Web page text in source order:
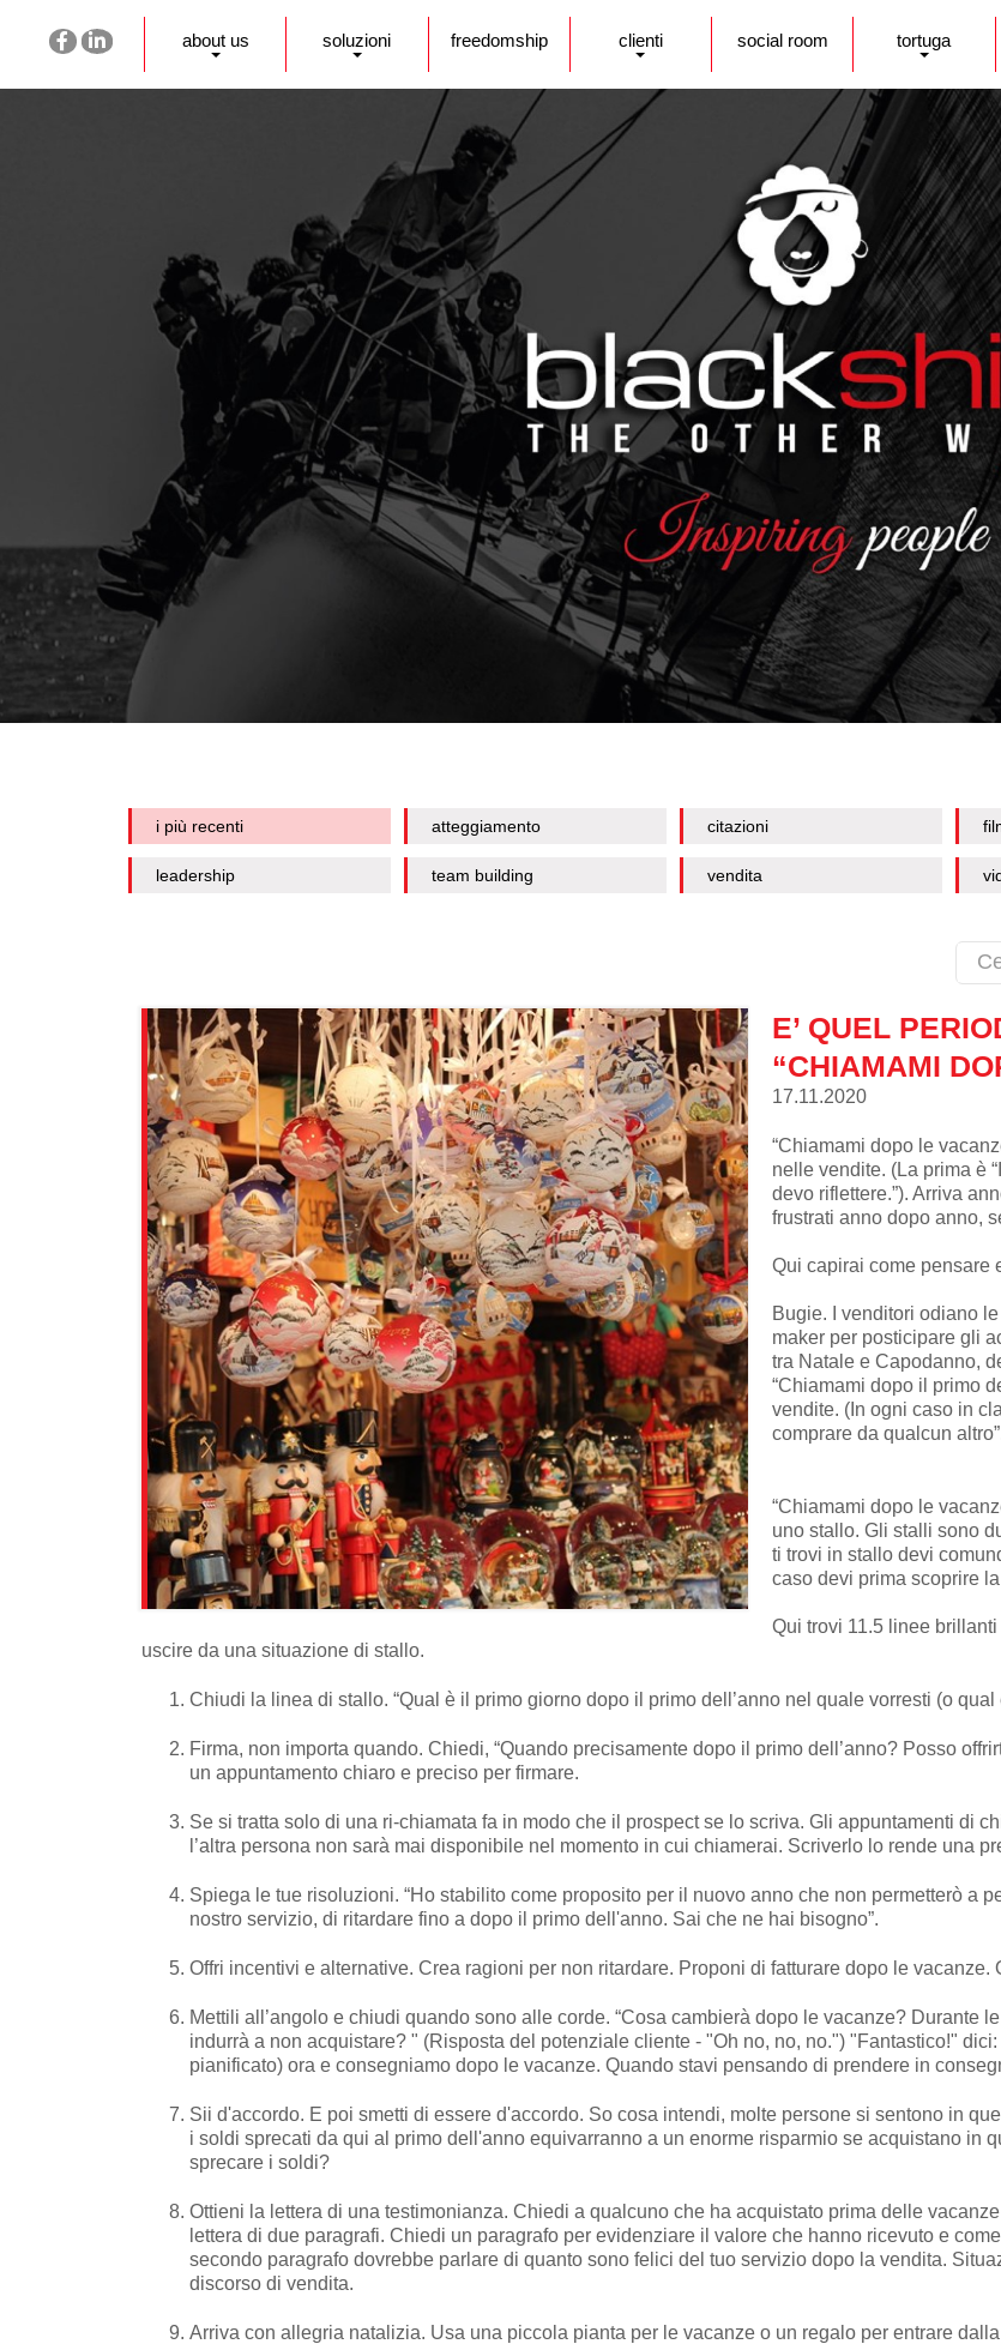
about us soluzioni freedomship clienti social room tortuga
i più recenti atteggiamento citazioni
leadership team building vendita
E’ QUEL
“CHIAMAMI
17.11.2020
“Chiamami dopo le
nelle vendite. (La prima è
devo riflettere.”). Arriva
frustrati anno dopo anno,
Qui capirai come pensare
Bugie. I venditori odiano
maker per posticipare gli
tra Natale e Capodanno,
“Chiamami dopo il primo
vendite. (In ogni caso in
comprare da qualcun
“Chiamami dopo le
uno stallo. Gli stalli sono
ti trovi in stallo devi
caso devi prima scoprire
Qui trovi 11.5 linee
uscire da una situazione di stallo.
Chiudi la linea di stallo. “Qual è il primo giorno dopo il primo dell’anno nel quale vorresti (o
Firma, non importa quando. Chiedi, “Quando precisamente dopo il primo dell’anno? Posso
un appuntamento chiaro e preciso per firmare.
Se si tratta solo di una ri-chiamata fa in modo che il prospect se lo scriva. Gli appuntamenti di
l’altra persona non sarà mai disponibile nel momento in cui chiamerai. Scriverlo lo rende una
Spiega le tue risoluzioni. “Ho stabilito come proposito per il nuovo anno che non permetterò a
nostro servizio, di ritardare fino a dopo il primo dell'anno. Sai che ne hai bisogno”.
Offri incentivi e alternative. Crea ragioni per non ritardare. Proponi di fatturare dopo le
Mettili all’angolo e chiudi quando sono alle corde. “Cosa cambierà dopo le vacanze? Durante
indurrà a non acquistare? " (Risposta del potenziale cliente - "Oh no, no, no.") "Fantastico!"
pianificato) ora e consegniamo dopo le vacanze. Quando stavi pensando di prendere in
Sii d'accordo. E poi smetti di essere d'accordo. So cosa intendi, molte persone si sentono in
i soldi sprecati da qui al primo dell'anno equivarranno a un enorme risparmio se acquistano in
sprecare i soldi?
Ottieni la lettera di una testimonianza. Chiedi a qualcuno che ha acquistato prima delle
lettera di due paragrafi. Chiedi un paragrafo per evidenziare il valore che hanno ricevuto e
secondo paragrafo dovrebbe parlare di quanto sono felici del tuo servizio dopo la vendita.
discorso di vendita.
Arriva con allegria natalizia. Usa una piccola pianta per le vacanze o un regalo per entrare